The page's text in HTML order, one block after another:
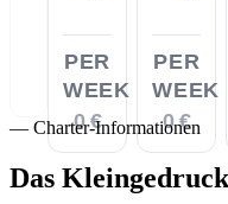
PER
WEEK
0 €
PER
WEEK
0 €
— Charter-Informationen
Das